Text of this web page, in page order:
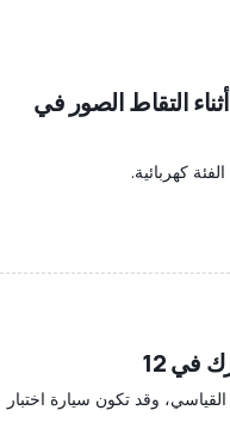
أثناء التقاط الصور في
كهربائية.
12
وقد تكون سيارة اختبار